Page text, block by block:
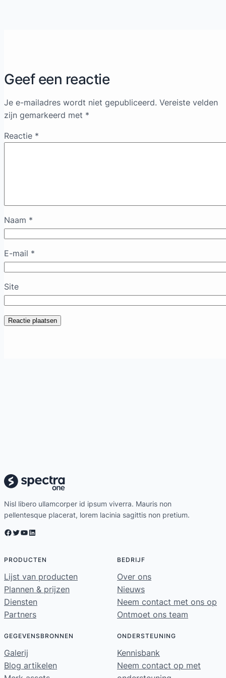
Geef een reactie
Je e-mailadres wordt niet gepubliceerd. Vereiste velden
zijn gemarkeerd met *
Reactie *
Naam *
E-mail *
Site
Nisl libero ullamcorper id ipsum viverra. Mauris non
pellentesque placerat, lorem lacinia sagittis non pretium.
Facebook Twitter YouTube LinkedIn
PRODUCTEN
Lijst van producten
Plannen & prijzen
Diensten
Partners
BEDRIJF
Over ons
Nieuws
Neem contact met ons op
Ontmoet ons team
GEGEVENSBRONNEN
Galerij
Blog artikelen
ONDERSTEUNING
Kennisbank
Neem contact op met